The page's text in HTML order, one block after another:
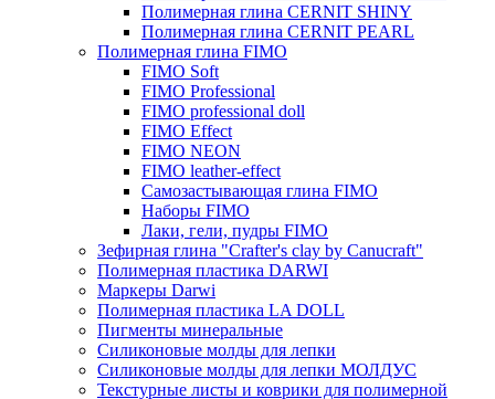
Полимерная глина CERNIT SHINY
Полимерная глина CERNIT PEARL
Полимерная глина FIMO
FIMO Soft
FIMO Professional
FIMO professional doll
FIMO Effect
FIMO NEON
FIMO leather-effect
Самозастывающая глина FIMO
Наборы FIMO
Лаки, гели, пудры FIMO
Зефирная глина "Crafter's clay by Canucraft"
Полимерная пластика DARWI
Маркеры Darwi
Полимерная пластика LA DOLL
Пигменты минеральные
Силиконовые молды для лепки
Силиконовые молды для лепки МОЛДУС
Текстурные листы и коврики для полимерной